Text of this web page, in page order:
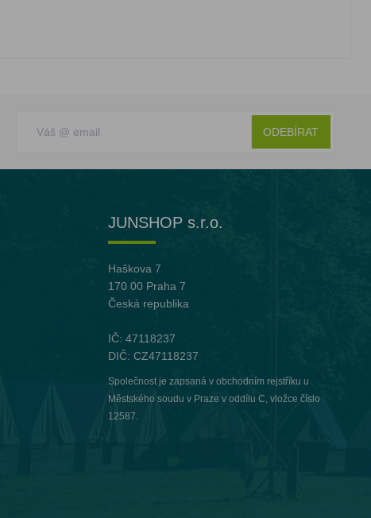
ODEBÍRAT
JUNSHOP s.r.o.
Haškova 7
170 00 Praha 7
Česká republika
IČ: 47118237
DIČ: CZ47118237
Společnost je zapsaná v obchodním rejstříku u
Městského soudu v Praze v oddílu C, vložce číslo
12587.